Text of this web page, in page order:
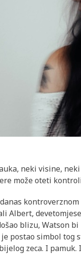
neki visine,
može oteti
Albert,
blizu, Watson
postao simbol tog
zeca. I pamuk.